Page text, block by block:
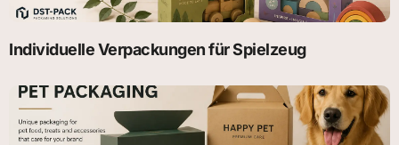
Individuelle Verpackungen für Spielzeug